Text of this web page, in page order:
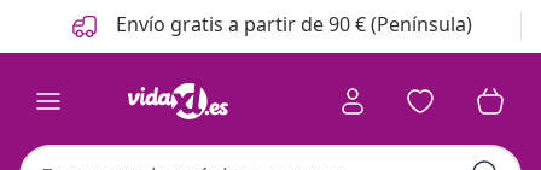
Anterior
Siguiente Envío gratis a partir de 90 € (Península)